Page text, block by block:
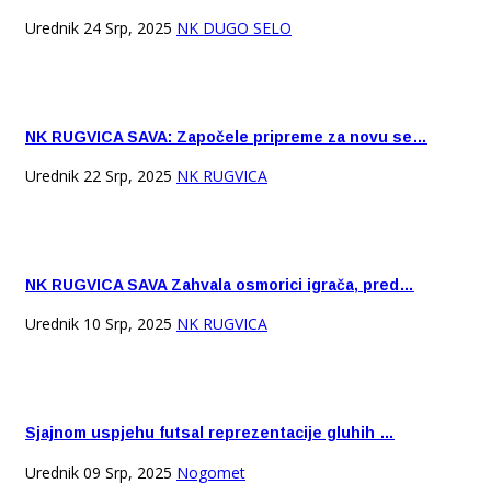
Urednik 24 Srp, 2025 NK DUGO SELO
NK RUGVICA SAVA: Započele pripreme za novu se…
Urednik 22 Srp, 2025 NK RUGVICA
NK RUGVICA SAVA Zahvala osmorici igrača, pred…
Urednik 10 Srp, 2025 NK RUGVICA
Sjajnom uspjehu futsal reprezentacije gluhih …
Urednik 09 Srp, 2025 Nogomet